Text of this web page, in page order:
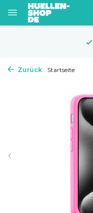
Zurück Startseite